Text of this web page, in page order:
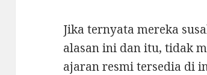
Jika ternyata mereka
alasan ini dan itu, tidak
ajaran resmi tersedia di